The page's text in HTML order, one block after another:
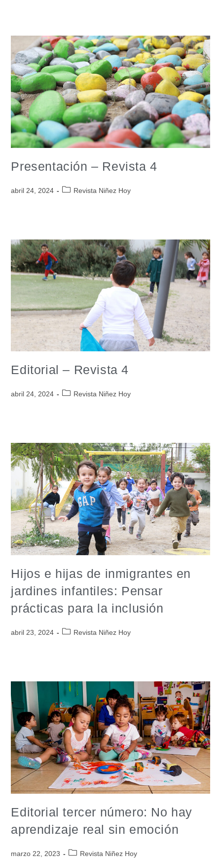
Presentación – Revista 4
abril 24, 2024 Revista Niñez Hoy
Editorial – Revista 4
abril 24, 2024 Revista Niñez Hoy
Hijos e hijas de inmigrantes en
jardines infantiles: Pensar
prácticas para la inclusión
abril 23, 2024 Revista Niñez Hoy
Editorial tercer número: No hay
aprendizaje real sin emoción
marzo 22, 2023 Revista Niñez Hoy